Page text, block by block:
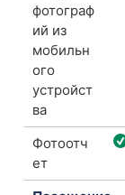
фотограф
ий из
мобильн
ого
устройст
ва
Фотоотч
ет